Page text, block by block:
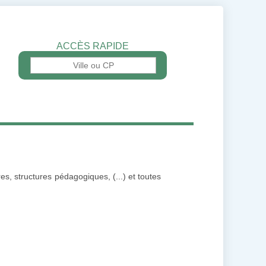
ACCÈS RAPIDE
structures pédagogiques, (...) et toutes